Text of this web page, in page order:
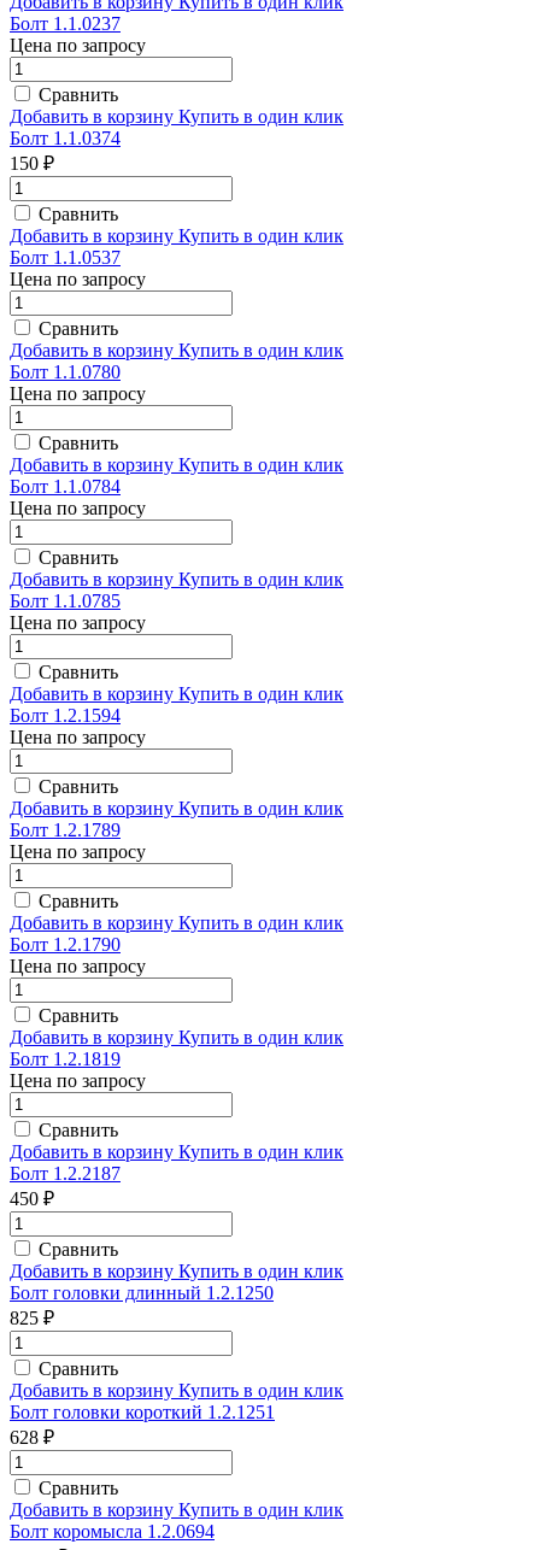
Болт 1.1.0237
Цена по запросу
Сравнить
Добавить в корзину Купить в один клик
Болт 1.1.0374
150 ₽
Сравнить
Добавить в корзину Купить в один клик
Болт 1.1.0537
Цена по запросу
Сравнить
Добавить в корзину Купить в один клик
Болт 1.1.0780
Цена по запросу
Сравнить
Добавить в корзину Купить в один клик
Болт 1.1.0784
Цена по запросу
Сравнить
Добавить в корзину Купить в один клик
Болт 1.1.0785
Цена по запросу
Сравнить
Добавить в корзину Купить в один клик
Болт 1.2.1594
Цена по запросу
Сравнить
Добавить в корзину Купить в один клик
Болт 1.2.1789
Цена по запросу
Сравнить
Добавить в корзину Купить в один клик
Болт 1.2.1790
Цена по запросу
Сравнить
Добавить в корзину Купить в один клик
Болт 1.2.1819
Цена по запросу
Сравнить
Добавить в корзину Купить в один клик
Болт 1.2.2187
450 ₽
Сравнить
Добавить в корзину Купить в один клик
Болт головки длинный 1.2.1250
825 ₽
Сравнить
Добавить в корзину Купить в один клик
Болт головки короткий 1.2.1251
628 ₽
Сравнить
Добавить в корзину Купить в один клик
Болт коромысла 1.2.0694